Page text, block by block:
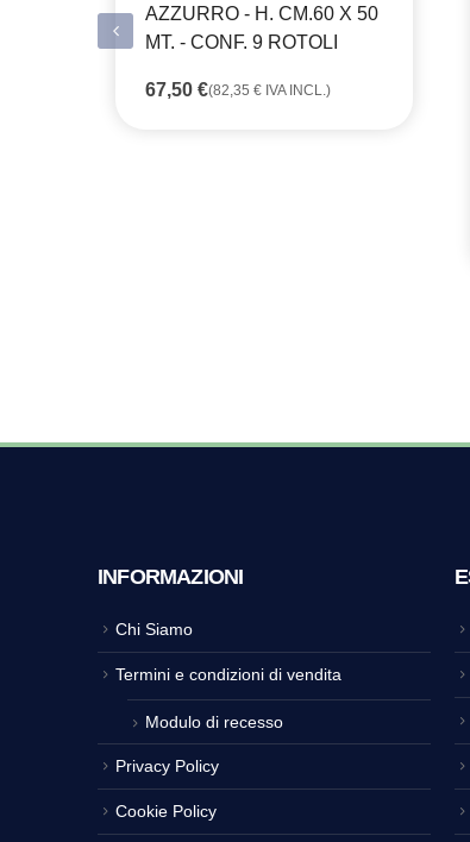
AZZURRO - H. CM.60 X 50
MT. - CONF. 9 ROTOLI
67,50 €(82,35 € IVA INCL.)
INFORMAZIONI
Chi Siamo
Termini e condizioni di vendita
Modulo di recesso
Privacy Policy
Cookie Policy